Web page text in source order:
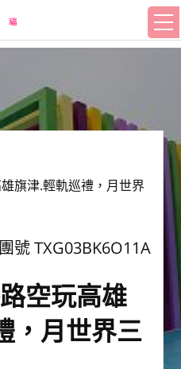
旗津.輕軌巡禮，月世界
團號 TXG03BK6O11A
空玩高雄
，月世界三